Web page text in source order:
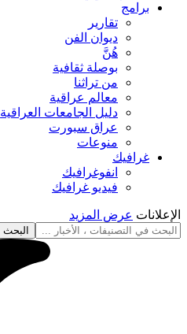
برامج
تقارير
ديوان الفن
هُنَّ
بوصلة ثقافية
من تراثنا
معالم عراقية
دليل الجامعات العراقية
عراق سبورت
منوعات
غرافيك
انفوغرافيك
فيديو غرافيك
الإعلانات عرض المزيد